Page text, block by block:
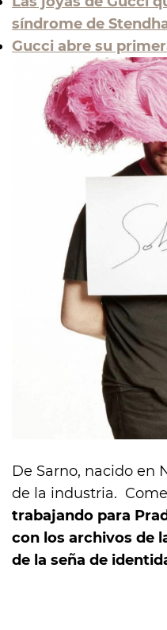
síndrome de
Gucci abre su
De Sarno, nacido en
de la industria.
trabajando para
con los archivos de
de la seña de